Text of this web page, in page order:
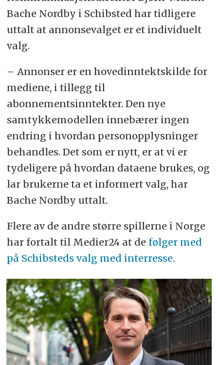
Bache Nordby i Schibsted har tidligere
uttalt at annonsevalget er et individuelt
valg.
– Annonser er en hovedinntektskilde for
mediene, i tillegg til
abonnementsinntekter. Den nye
samtykkemodellen innebærer ingen
endring i hvordan personopplysninger
behandles. Det som er nytt, er at vi er
tydeligere på hvordan dataene brukes, og
lar brukerne ta et informert valg, har
Bache Nordby uttalt.
Flere av de andre større spillerne i Norge
har fortalt til Medier24 at de følger med
på Schibsteds valg med interresse.